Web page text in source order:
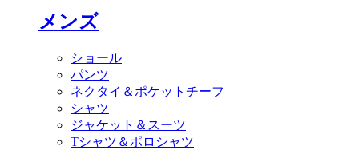
メンズ
ショール
パンツ
ネクタイ＆ポケットチーフ
シャツ
ジャケット＆スーツ
Tシャツ＆ポロシャツ